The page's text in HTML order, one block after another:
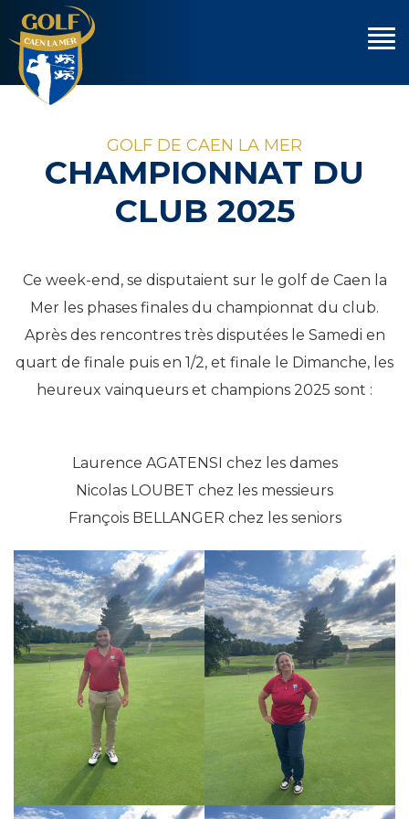
GOLF DE CAEN LA MER
CHAMPIONNAT DU
CLUB 2025
Ce week-end, se disputaient sur le golf de Caen la
Mer les phases finales du championnat du club.
Après des rencontres très disputées le Samedi en
quart de finale puis en 1/2, et finale le Dimanche, les
heureux vainqueurs et champions 2025 sont :
Laurence AGATENSI chez les dames
Nicolas LOUBET chez les messieurs
François BELLANGER chez les seniors